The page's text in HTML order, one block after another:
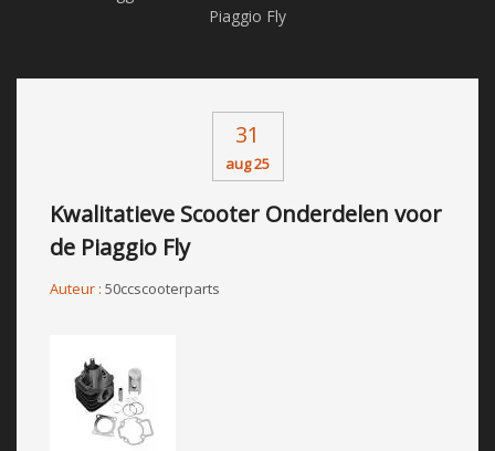
Piaggio Fly
31
aug 25
Kwalitatieve Scooter Onderdelen voor
de Piaggio Fly
Auteur : 50ccscooterparts